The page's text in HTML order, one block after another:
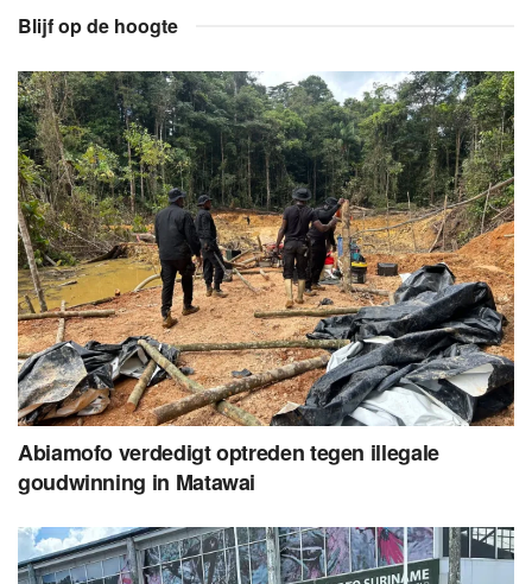
Blijf op de hoogte
Abiamofo verdedigt optreden tegen illegale
goudwinning in Matawai